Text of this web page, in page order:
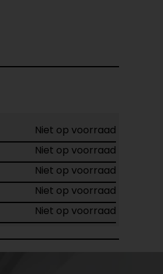
Niet op voorraad
Niet op voorraad
Niet op voorraad
Niet op voorraad
Niet op voorraad